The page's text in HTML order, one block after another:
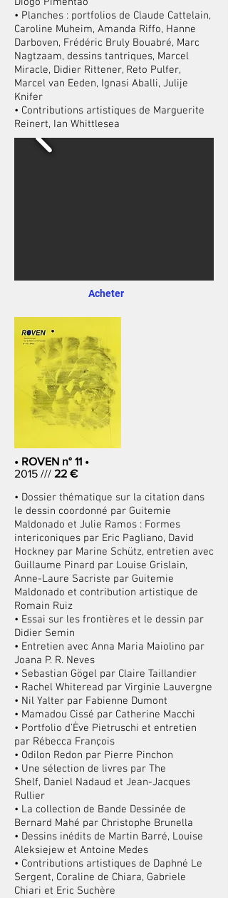
• Planches : portfolios de Claude Cattelain,
Caroline Muheim, Amanda Riffo, Hanne
Darboven, Frédéric Bruly Bouabré, Marc
Nagtzaam, dessins tantriques, Marcel
Miracle, Didier Rittener, Reto Pulfer,
Marcel van Eeden, Ignasi Aballi, Julije
Knifer
• Contributions artistiques de Marguerite
Reinert, Ian Whittlesea
Acheter
• ROVEN n° 11 •
2015 /// 22 €
• Dossier thématique sur la citation dans
le dessin coordonné par Guitemie
Maldonado et Julie Ramos : Formes
intericoniques par Eric Pagliano, David
Hockney par Marine Schütz, entretien avec
Guillaume Pinard par Louise Grislain,
Anne-Laure Sacriste par Guitemie
Maldonado et contribution artistique de
Romain Ruiz
• Essai sur les frontières et le dessin par
Didier Semin
• Entretien avec Anna Maria Maiolino par
Joana P. R. Neves
• Sebastian Gögel par Claire Taillandier
• Rachel Whiteread par Virginie Lauvergne
• Nil Yalter par Fabienne Dumont
• Mamadou Cissé par Catherine Macchi
• Portfolio d’Ève Pietruschi et entretien
par Rébecca François
• Odilon Redon par Pierre Pinchon
• Une sélection de livres par The
Shelf, Daniel Nadaud et Jean-Jacques
Rullier
• La collection de Bande Dessinée de
Bernard Mahé par Christophe Brunella
• Dessins inédits de Martin Barré, Louise
Aleksiejew et Antoine Medes
• Contributions artistiques de Daphné Le
Sergent, Coraline de Chiara, Gabriele
Chiari et Eric Suchère